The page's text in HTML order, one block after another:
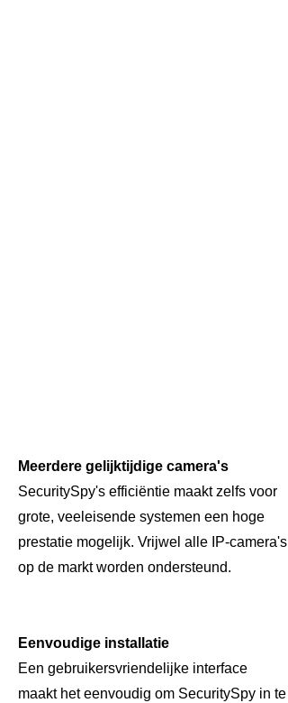
Meerdere gelijktijdige camera's
SecuritySpy's efficiëntie maakt zelfs voor
grote, veeleisende systemen een hoge
prestatie mogelijk. Vrijwel alle IP-camera's
op de markt worden ondersteund.
Eenvoudige installatie
Een gebruikersvriendelijke interface
maakt het eenvoudig om SecuritySpy in te